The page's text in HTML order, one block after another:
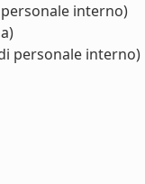
interno)
personale interno)